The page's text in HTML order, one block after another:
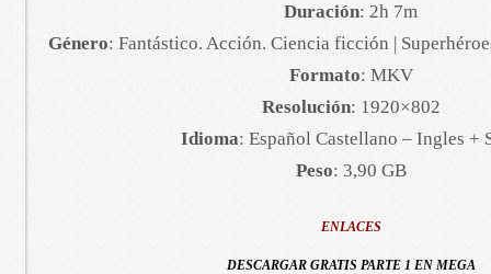
Duración: 2h 7m
Género: Fantástico. Acción. Ciencia ficción |
Formato: MKV
Resolución: 1920×802
Idioma: Español Castellano – Ingles +
Peso: 3,90 GB
ENLACES
DESCARGAR GRATIS PARTE 1 EN MEGA